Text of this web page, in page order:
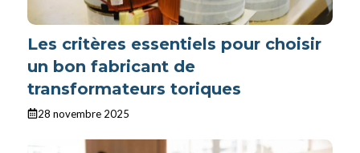
Les critères essentiels pour choisir
un bon fabricant de
transformateurs toriques
28 novembre 2025